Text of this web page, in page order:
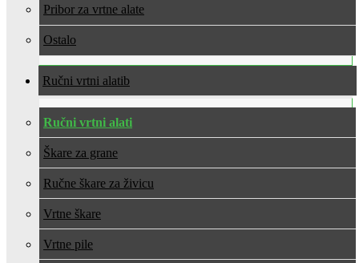
Pribor za vrtne alate
Ostalo
Ručni vrtni alati
Ručni vrtni alati
Škare za grane
Ručne škare za živicu
Vrtne škare
Vrtne pile